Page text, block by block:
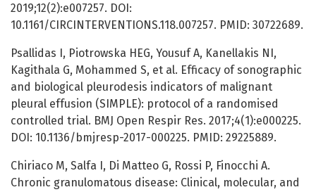
2019;12(2):e007257. DOI:
10.1161/CIRCINTERVENTIONS.118.007257. PMID: 30722689.
Psallidas I, Piotrowska HEG, Yousuf A, Kanellakis NI,
Kagithala G, Mohammed S, et al. Efficacy of sonographic
and biological pleurodesis indicators of malignant
pleural effusion (SIMPLE): protocol of a randomised
controlled trial. BMJ Open Respir Res. 2017;4(1):e000225.
DOI: 10.1136/bmjresp-2017-000225. PMID: 29225889.
Chiriaco M, Salfa I, Di Matteo G, Rossi P, Finocchi A.
Chronic granulomatous disease: Clinical, molecular, and